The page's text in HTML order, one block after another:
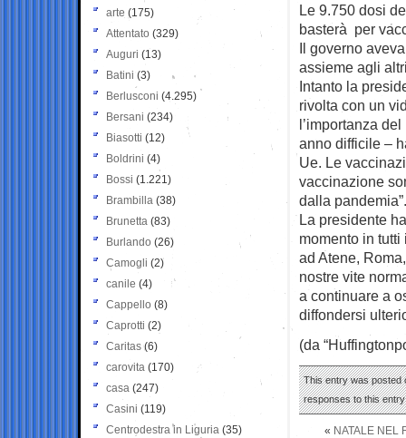
Le 9.750 dosi
basterà per
Il governo
assieme agli
Intanto la
rivolta con un
l’importanza
anno difficile –
Ue. Le
vaccinazione
dalla pandemia”.
La presidente
momento in
ad Atene,
nostre vite
a continuare a
diffondersi
(da
This entry was posted
responses to this
« NATALE NEL
arte (175)
Attentato (329)
Auguri (13)
Batini (3)
Berlusconi (4.295)
Bersani (234)
Biasotti (12)
Boldrini (4)
Bossi (1.221)
Brambilla (38)
Brunetta (83)
Burlando (26)
Camogli (2)
canile (4)
Cappello (8)
Caprotti (2)
Caritas (6)
carovita (170)
casa (247)
Casini (119)
Centrodestra in Liguria (35)